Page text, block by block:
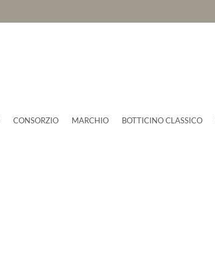
CONSORZIO MARCHIO BOTTICINO CLASSICO